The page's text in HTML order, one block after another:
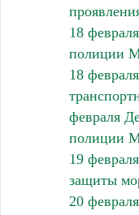
18
полиции
18
февраля
полиции
19
защиты
20